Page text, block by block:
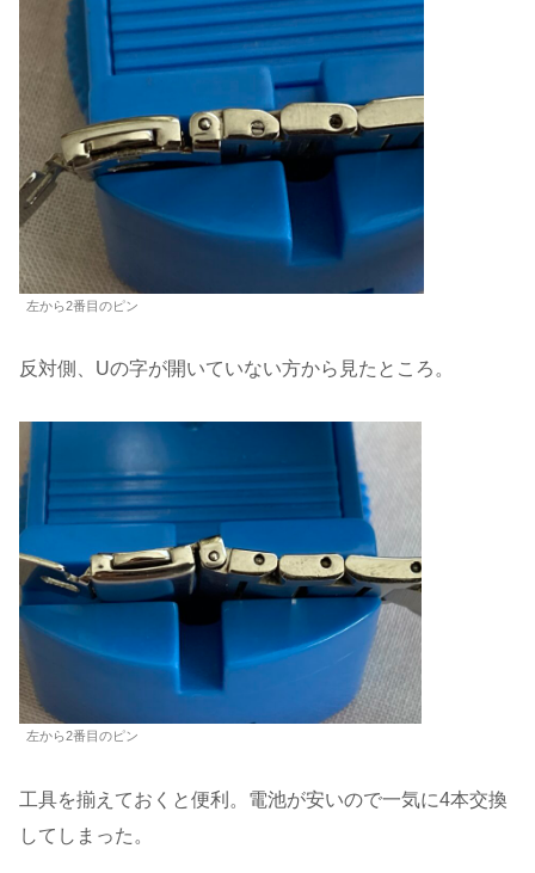
左から2番目のピン
反対側、Uの字が開いていない方から見たところ。
左から2番目のピン
工具を揃えておくと便利。電池が安いので一気に4本交換
してしまった。